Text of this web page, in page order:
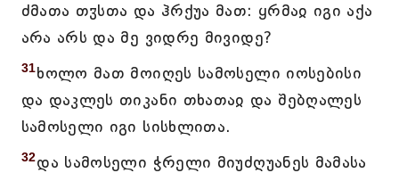
ძმათა თჳსთა და ჰრქუა მათ: ყრმაჲ იგი აქა
არა არს და მე ვიდრე მივიდე?
31ხოლო მათ მოიღეს სამოსელი იოსებისი
და დაკლეს თიკანი თხათაჲ და შებღალეს
სამოსელი იგი სისხლითა.
32და სამოსელი ჭრელი მიუძღუანეს მამასა